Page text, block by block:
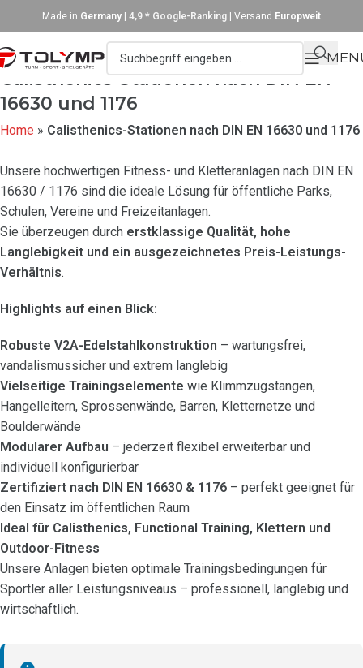
Made in Germany 4,9 * Google-Ranking | Versand Europweit
Calisthenics-Stationen nach DIN EN
16630 und 1176
Home » Calisthenics-Stationen nach DIN EN 16630 und 1176
Unsere hochwertigen Fitness- und Kletteranlagen nach DIN EN
16630 / 1176 sind die ideale Lösung für öffentliche Parks,
Schulen, Vereine und Freizeitanlagen.
Sie überzeugen durch erstklassige Qualität, hohe
Langlebigkeit und ein ausgezeichnetes Preis-Leistungs-
Verhältnis.
Highlights auf einen Blick:
Robuste V2A-Edelstahlkonstruktion – wartungsfrei,
vandalismussicher und extrem langlebig
Vielseitige Trainingselemente wie Klimmzugstangen,
Hangelleitern, Sprossenwände, Barren, Kletternetze und
Boulderwände
Modularer Aufbau – jederzeit flexibel erweiterbar und
individuell konfigurierbar
Zertifiziert nach DIN EN 16630 & 1176 – perfekt geeignet für
den Einsatz im öffentlichen Raum
Ideal für Calisthenics, Functional Training, Klettern und
Outdoor-Fitness
Unsere Anlagen bieten optimale Trainingsbedingungen für
Sportler aller Leistungsniveaus – professionell, langlebig und
wirtschaftlich.